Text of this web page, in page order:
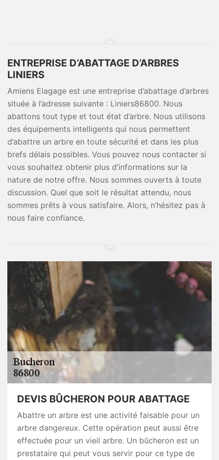
ENTREPRISE D’ABATTAGE D’ARBRES
LINIERS
Amiens Elagage est une entreprise d’abattage d’arbres
située à l’adresse suivante : Liniers86800. Nous
abattons tout type et tout état d’arbre. Nous utilisons
des équipements intelligents qui nous permettent
d’abattre un arbre en toute sécurité et dans les plus
brefs délais possibles. Vous pouvez nous contacter si
vous souhaitez obtenir plus d’informations sur la
nature de notre offre. Nous sommes ouverts à toute
discussion. Quel que soit le résultat attendu, nous
sommes prêts à vous satisfaire. Alors, n’hésitez pas à
nous faire confiance.
DEVIS BÛCHERON POUR ABATTAGE
Abattre un arbre est une activité faisable pour un
arbre dangereux. Cette opération peut aussi être
effectuée pour un vieil arbre. Un bûcheron est un
prestataire qui peut vous servir pour ce type de